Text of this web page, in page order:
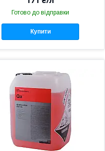
Готово до відправки
Купити